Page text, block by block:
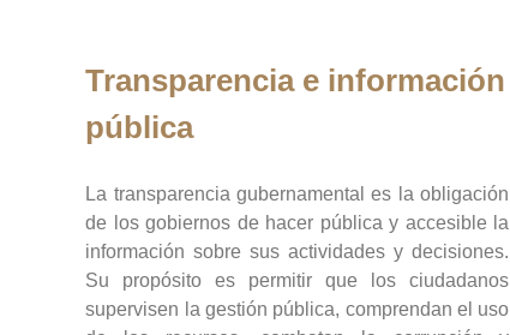
Transparencia e información
pública
La transparencia gubernamental es la obligación
de los gobiernos de hacer pública y accesible la
información sobre sus actividades y decisiones.
Su propósito es permitir que los ciudadanos
supervisen la gestión pública, comprendan el uso